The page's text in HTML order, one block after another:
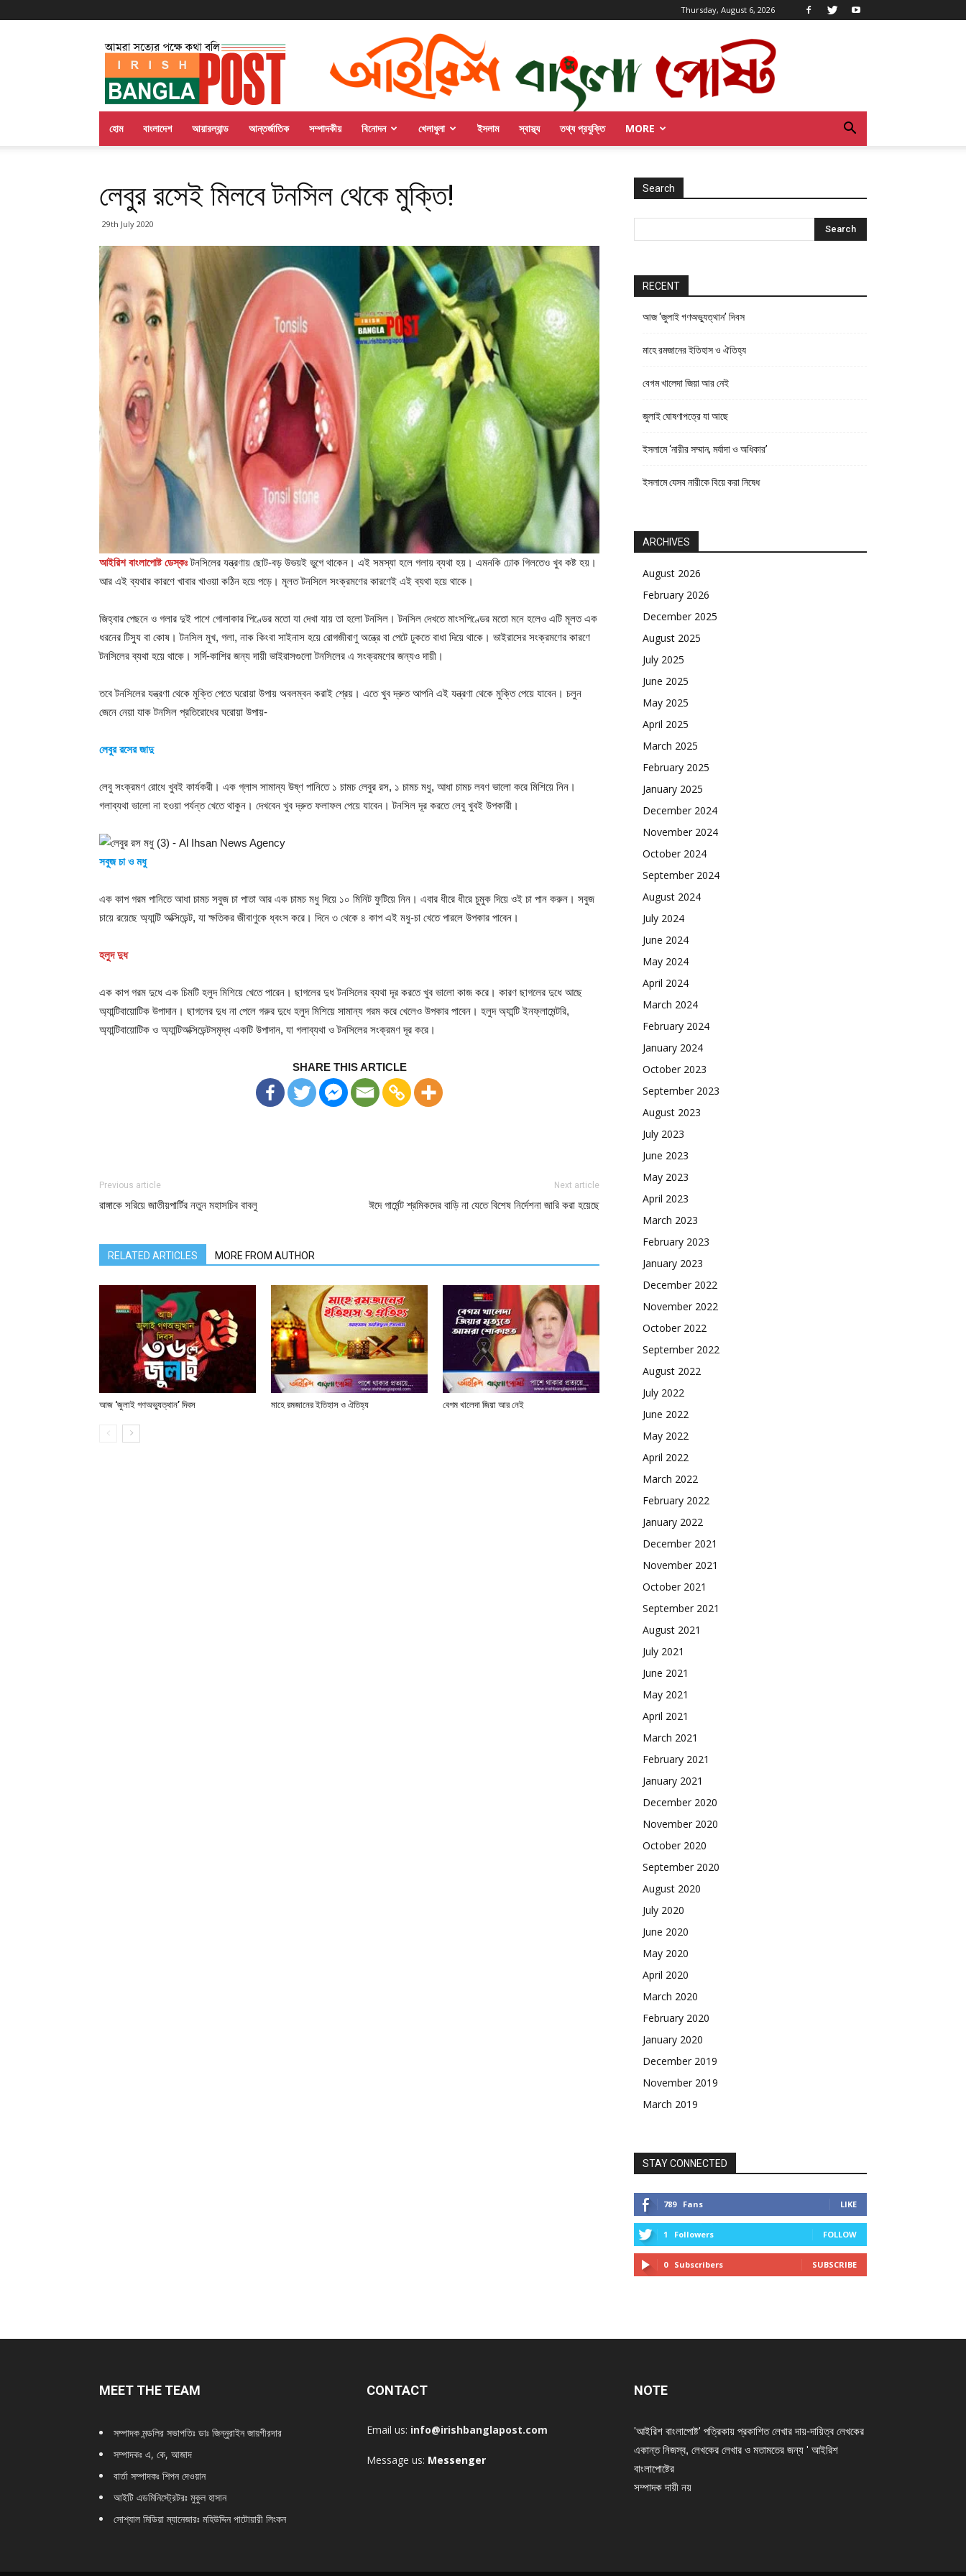
Thursday, August 6, 2026
Irish
Bangla
Post
হোম বাংলাদেশ আয়ারল্যান্ড আন্তর্জাতিক সম্পাদকীয় বিনোদন খেলাধুলা ইসলাম স্বাস্থ্য তথ্য প্রযুক্তি MORE
লেবুর রসেই মিলবে টনসিল থেকে মুক্তি!
29th July 2020
আইরিশ বাংলাপোষ্ট ডেস্কঃটনসিলের যন্ত্রণায় ছোট-বড় উভয়ই ভুগে থাকেন। এই সমস্যা হলে গলায় ব্যথা হয়। এমনকি ঢোক গিলতেও খুব কষ্ট হয়।
আর এই ব্যথার কারণে খাবার খাওয়া কঠিন হয়ে পড়ে। মূলত টনসিলে সংক্রমণের কারণেই এই ব্যথা হয়ে থাকে।
জিহ্বার পেছনে ও গলার দুই পাশে গোলাকার পিণ্ডের মতো যা দেখা যায় তা হলো টনসিল। টনসিল দেখতে মাংসপিণ্ডের মতো মনে হলেও এটি মূলত এক
ধরনের টিস্যু বা কোষ। টনসিল মুখ, গলা, নাক কিংবা সাইনাস হয়ে রোগজীবাণু অন্ত্রে বা পেটে ঢুকতে বাধা দিয়ে থাকে। ভাইরাসের সংক্রমণের কারণে
টনসিলের ব্যথা হয়ে থাকে। সর্দি-কাশির জন্য দায়ী ভাইরাসগুলো টনসিলের এ সংক্রমণের জন্যও দায়ী।
তবে টনসিলের যন্ত্রণা থেকে মুক্তি পেতে ঘরোয়া উপায় অবলম্বন করাই শ্রেয়। এতে খুব দ্রুত আপনি এই যন্ত্রণা থেকে মুক্তি পেয়ে যাবেন। চলুন
জেনে নেয়া যাক টনসিল প্রতিরোধের ঘরোয়া উপায়-
লেবুর রসের জাদু
লেবু সংক্রমণ রোধে খুবই কার্যকরী। এক গ্লাস সামান্য উষ্ণ পানিতে ১ চামচ লেবুর রস, ১ চামচ মধু, আধা চামচ লবণ ভালো করে মিশিয়ে নিন।
গলাব্যথা ভালো না হওয়া পর্যন্ত খেতে থাকুন। দেখবেন খুব দ্রুত ফলাফল পেয়ে যাবেন। টনসিল দূর করতে লেবু খুবই উপকারী।
সবুজ চা ও মধু
এক কাপ গরম পানিতে আধা চামচ সবুজ চা পাতা আর এক চামচ মধু দিয়ে ১০ মিনিট ফুটিয়ে নিন। এবার ধীরে ধীরে চুমুক দিয়ে ওই চা পান করুন। সবুজ
চায়ে রয়েছে অ্যান্টি অক্সিডেন্ট, যা ক্ষতিকর জীবাণুকে ধ্বংস করে। দিনে ৩ থেকে ৪ কাপ এই মধু-চা খেতে পারলে উপকার পাবেন।
হলুদ দুধ
এক কাপ গরম দুধে এক চিমটি হলুদ মিশিয়ে খেতে পারেন। ছাগলের দুধ টনসিলের ব্যথা দূর করতে খুব ভালো কাজ করে। কারণ ছাগলের দুধে আছে
অ্যান্টিবায়োটিক উপাদান। ছাগলের দুধ না পেলে গরুর দুধে হলুদ মিশিয়ে সামান্য গরম করে খেলেও উপকার পাবেন। হলুদ অ্যান্টি ইনফ্লামেন্টরি,
অ্যান্টিবায়োটিক ও অ্যান্টিঅক্সিডেন্টসমৃদ্ধ একটি উপাদান, যা গলাব্যথা ও টনসিলের সংক্রমণ দূর করে।
SHARE THIS ARTICLE
Previous article
রাঙ্গাকে সরিয়ে জাতীয়পার্টির নতুন মহাসচিব বাবলু
Next article
ঈদে গার্মেন্ট শ্রমিকদের বাড়ি না যেতে বিশেষ নির্দেশনা জারি করা হয়েছে
RELATED ARTICLES MORE FROM AUTHOR
আজ ‘জুলাই গণঅভ্যুত্থান’ দিবস মাহে রমজানের ইতিহাস ও ঐতিহ্য বেগম খালেদা জিয়া আর নেই
Search
RECENT
আজ ‘জুলাই গণঅভ্যুত্থান’ দিবস
মাহে রমজানের ইতিহাস ও ঐতিহ্য
বেগম খালেদা জিয়া আর নেই
জুলাই ঘোষণাপত্রে যা আছে
ইসলামে ‘নারীর সম্মান, মর্যাদা ও অধিকার’
ইসলামে যেসব নারীকে বিয়ে করা নিষেধ
ARCHIVES
August 2026
February 2026
December 2025
August 2025
July 2025
June 2025
May 2025
April 2025
March 2025
February 2025
January 2025
December 2024
November 2024
October 2024
September 2024
August 2024
July 2024
June 2024
May 2024
April 2024
March 2024
February 2024
January 2024
October 2023
September 2023
August 2023
July 2023
June 2023
May 2023
April 2023
March 2023
February 2023
January 2023
December 2022
November 2022
October 2022
September 2022
August 2022
July 2022
June 2022
May 2022
April 2022
March 2022
February 2022
January 2022
December 2021
November 2021
October 2021
September 2021
August 2021
July 2021
June 2021
May 2021
April 2021
March 2021
February 2021
January 2021
December 2020
November 2020
October 2020
September 2020
August 2020
July 2020
June 2020
May 2020
April 2020
March 2020
February 2020
January 2020
December 2019
November 2019
March 2019
STAY CONNECTED
789 Fans LIKE
1 Followers FOLLOW
0 Subscribers SUBSCRIBE
MEET THE TEAM
সম্পাদক মন্ডলির সভাপতিঃ ডাঃ জিন্নুরাইন জায়গীরদার
সম্পাদকঃ এ, কে, আজাদ
বার্তা সম্পাদকঃ শিপন দেওয়ান
আইটি এডমিনিস্ট্রেটরঃ মুকুল হাসান
সোশ্যাল মিডিয়া ম্যানেজারঃ মহিউদ্দিন পাটোয়ারী লিংকন
CONTACT
Email us: info@irishbanglapost.com
Message us: Messenger
NOTE
'আইরিশ বাংলাপোষ্ট' পত্রিকায় প্রকাশিত লেখার দায়-দায়িত্ব লেখকের
একান্ত নিজস্ব, লেখকের লেখার ও মতামতের জন্য ' আইরিশ
বাংলাপোষ্টের
সম্পাদক দায়ী নয়